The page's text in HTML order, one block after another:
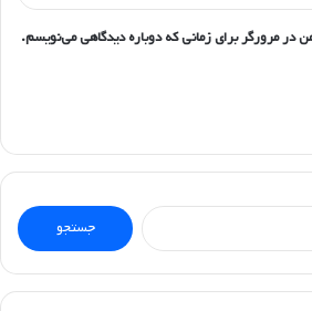
در مرورگر برای زمانی که دوباره دیدگاهی می‌نویسم.
جستجو
برای: